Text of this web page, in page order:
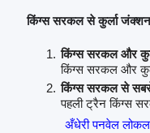
किंग्स सरकल से कुर्ला
किंग्स सरकल और
किंग्स सरकल और
किंग्स सरकल से
पहली ट्रैन किंग्स
अँधेरी पनवेल